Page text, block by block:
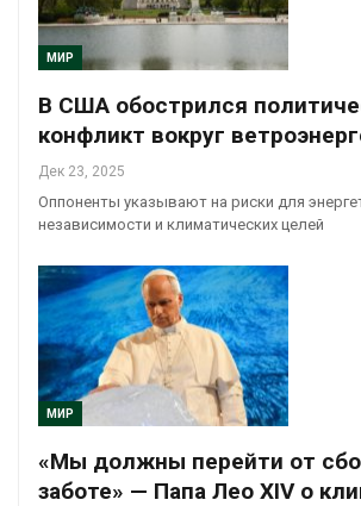
МИР
В США обострился
конфликт вокруг
Дек 23, 2025
Оппоненты указывают на риски для
независимости и климатических целей
МИР
«Мы должны перейти от
заботе» — Папа Лео XIV о